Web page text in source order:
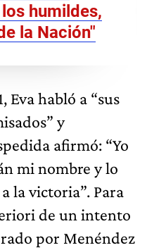
humildes,
la Nación"
Eva habló a “sus
y
afirmó: “Yo
mi nombre y lo
la victoria”. Para
de un intento
por Menéndez